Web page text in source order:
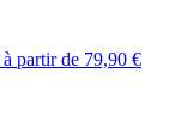
à partir de 79,90 €